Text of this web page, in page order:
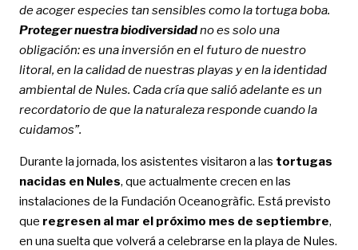
de acoger especies tan sensibles como la tortuga boba.
Proteger nuestra biodiversidadno es solo una
obligación: es una inversión en el futuro de nuestro
litoral, en la calidad de nuestras playas y en la identidad
ambiental de Nules. Cada cría que salió adelante es un
recordatorio de que la naturaleza responde cuando la
cuidamos”.
Durante la jornada, los asistentes visitaron a las tortugas
nacidas en Nules, que actualmente crecen en las
instalaciones de la Fundación Oceanogràfic. Está previsto
que regresen al mar el próximo mes de septiembre,
en una suelta que volverá a celebrarse en la playa de Nules.